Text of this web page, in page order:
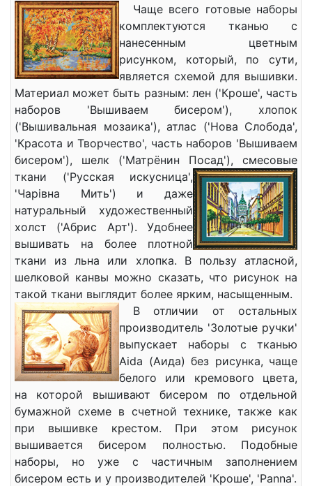
Чаще всего готовые наборы
комплектуются тканью с
нанесенным цветным
рисунком, который, по сути,
является схемой для вышивки.
Материал может быть разным: лен ('Кроше', часть
наборов 'Вышиваем бисером'), хлопок
('Вышивальная мозаика'), атлас ('Нова Слобода',
'Красота и Творчество', часть наборов 'Вышиваем
бисером'), шелк ('Матрёнин Посад'), смесовые
ткани ('Русская искусница',
'Чарiвна Мить') и даже
натуральный художественный
холст ('Абрис Арт'). Удобнее
вышивать на более плотной
ткани из льна или хлопка. В пользу атласной,
шелковой канвы можно сказать, что рисунок на
такой ткани выглядит более ярким, насыщенным.
В отличии от остальных
производитель 'Золотые ручки'
выпускает наборы с тканью
Aida (Аида) без рисунка, чаще
белого или кремового цвета,
на которой вышивают бисером по отдельной
бумажной схеме в счетной технике, также как
при вышивке крестом. При этом рисунок
вышивается бисером полностью. Подобные
наборы, но уже с частичным заполнением
бисером есть и у производителей 'Кроше', 'Panna'.